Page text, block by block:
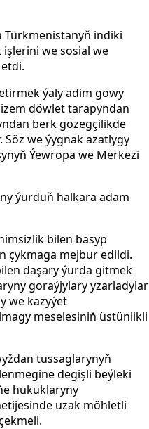
Türkmenistanyň indiki
işlerini we sosial we
ýaly ädim gowy
döwlet tarapyndan
berk gözegçilikde
we ýygnak azatlygy
Ýewropa we Merkezi
ýurduň halkara adam
bilen basyp
çykmaga mejbur edildi.
daşary ýurda gitmek
goraýjylary yzarladylar
we kazyýet
meselesiniň üstünlikli
tussaglarynyň
degişli beýleki
hukuklaryny
uzak möhletli